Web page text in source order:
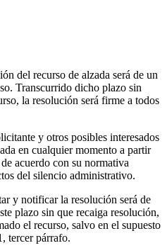
del recurso de alzada será de un
Transcurrido dicho plazo sin
la resolución será firme a todos
y otros posibles interesados
en cualquier momento a partir
acuerdo con su normativa
del silencio administrativo.
y notificar la resolución será de
plazo sin que recaiga resolución,
el recurso, salvo en el supuesto
tercer párrafo.